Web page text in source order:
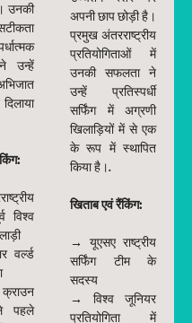
उनकी
उन्हें
विश्व
वर्ल्ड
पहले
अपनी छाप छोड़ी है।
प्रमुख अंतरराष्ट्रीय
प्रतियोगिताओं में
उनकी सफलता ने
उन्हें प्रतिस्पर्धी
सर्फिंग में अग्रणी
खिलाड़ियों में से एक
के रूप में स्थापित
किया है।.
खिताब एवं रैंकिंग:
→ यूएसए राष्ट्रीय
सर्फिंग टीम के
सदस्य
→ विश्व जूनियर
प्रतियोगिता में